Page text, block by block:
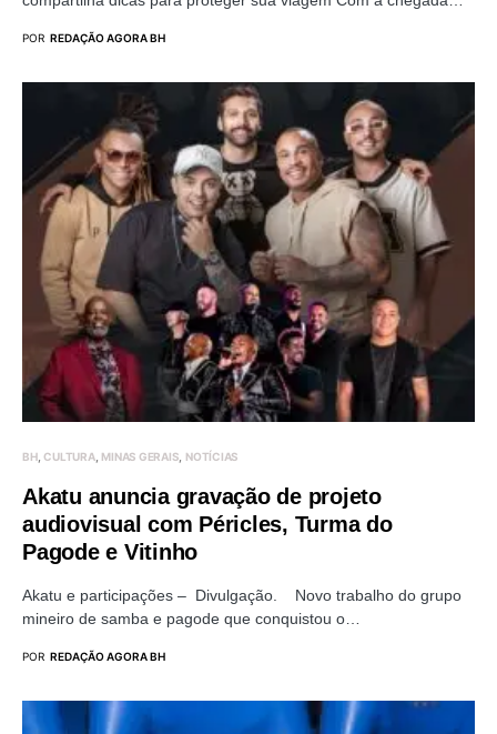
POR REDAÇÃO AGORA BH
BH CULTURA MINAS GERAIS NOTÍCIAS
Akatu anuncia gravação de projeto
audiovisual com Péricles, Turma do
Pagode e Vitinho
Akatu e participações – Divulgação. Novo trabalho do grupo
mineiro de samba e pagode que conquistou o…
POR REDAÇÃO AGORA BH